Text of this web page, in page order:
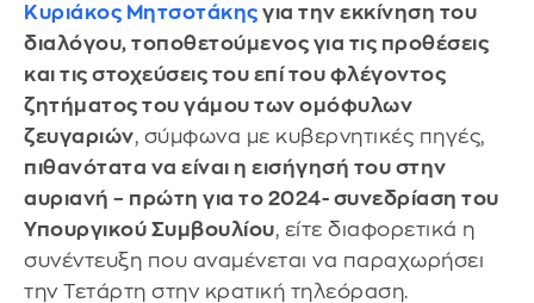
Κυριάκος Μητσοτάκης για την εκκίνηση του
διαλόγου, τοποθετούμενος για τις προθέσεις
και τις στοχεύσεις του επί του φλέγοντος
ζητήματος του γάμου των ομόφυλων
ζευγαριών, σύμφωνα με κυβερνητικές πηγές,
πιθανότατα να είναι η εισήγησή του στην
αυριανή – πρώτη για το 2024- συνεδρίαση του
Υπουργικού Συμβουλίου, είτε διαφορετικά η
συνέντευξη που αναμένεται να παραχωρήσει
την Τετάρτη στην κρατική τηλεόραση.